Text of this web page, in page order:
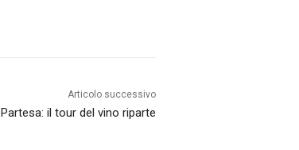
Articolo successivo
il tour del vino riparte